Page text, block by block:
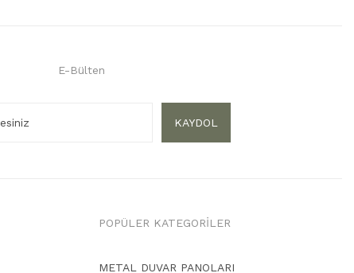
E-Bülten
KAYDOL
POPÜLER KATEGORİLER
METAL DUVAR PANOLARI